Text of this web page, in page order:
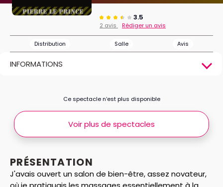
3.5
2 avis Rédiger un avis
Distribution Salle Avis
INFORMATIONS
PRÉSENTATION
J'avais ouvert un salon de bien-être, assez novateur,
Ce spectacle n’est plus disponible
Voir plus de spectacles